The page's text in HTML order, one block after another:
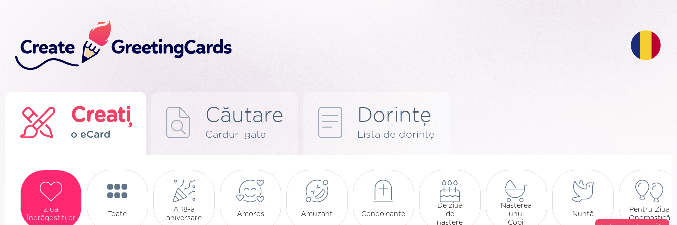
Creați
o eCard
Căutare
Carduri gata
Dorințe
Lista de dorințe
Ziua
Îndrăgostiților
Toate
A 18-a
aniversare
Amoros Amuzant Condoleanțe
De ziua
de
naștere
Nașterea
unui
Copil
Nuntă
Pentru Ziua
Onomastică